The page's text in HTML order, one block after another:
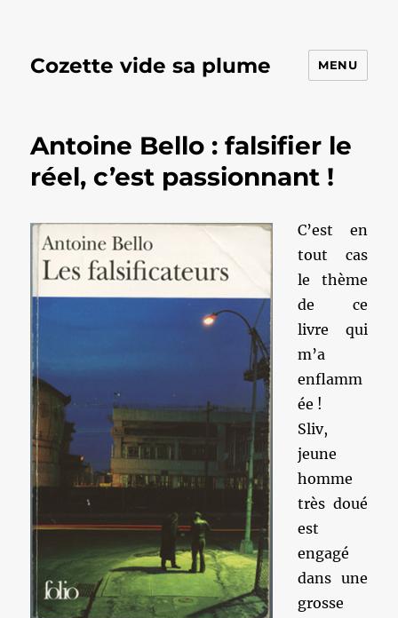
Cozette vide sa plume MENU
Antoine Bello : falsifier le
réel, c’est passionnant !
C’est en
tout cas
le thème
de ce
livre qui
m’a
enflamm
ée !
Sliv,
jeune
homme
très doué
est
engagé
dans une
grosse